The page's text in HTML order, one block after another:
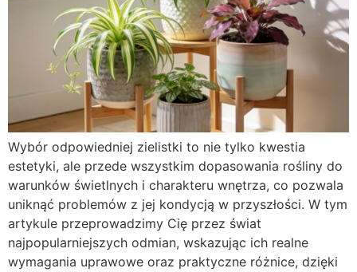
Wybór odpowiedniej zielistki to nie tylko kwestia
estetyki, ale przede wszystkim dopasowania rośliny do
warunków świetlnych i charakteru wnętrza, co pozwala
uniknąć problemów z jej kondycją w przyszłości. W tym
artykule przeprowadzimy Cię przez świat
najpopularniejszych odmian, wskazując ich realne
wymagania uprawowe oraz praktyczne różnice, dzięki